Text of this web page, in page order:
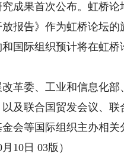
果首次公布。虹桥论
报告》作为虹桥论坛
国际组织预计将在虹
委、工业和信息化部
及联合国贸发会议、
会等国际组织主办相关
10日 03版）